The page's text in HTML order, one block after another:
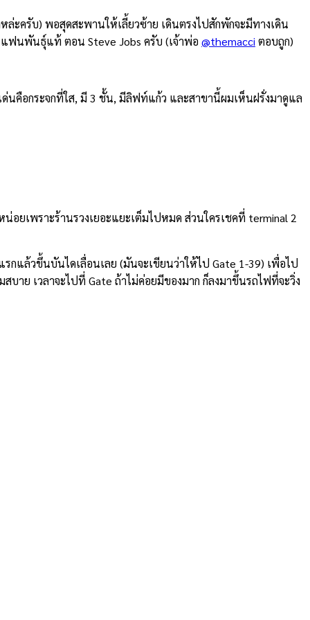
ะครับ) พอสุดสะพานให้เลี้ยวซ้าย เดินตรงไปสักพักจะมีทางเดิน
แฟนพันธุ์แท้ ตอน Steve Jobs ครับ (เจ้าพ่อ @themacci ตอบถูก)
ด่นคือกระจกที่ใส, มี 3 ชั้น, มีลิฟท์แก้ว และสาขานี้ผมเห็นฝรั่งมาดูแล
ยเพราะร้านรวงเยอะแยะเต็มไปหมด ส่วนใครเชคที่ terminal 2
แล้วขึ้นบันไดเลื่อนเลย (มันจะเขียนว่าให้ไป Gate 1-39) เพื่อไป
าย เวลาจะไปที่ Gate ถ้าไม่ค่อยมีของมาก ก็ลงมาขึ้นรถไฟที่จะวิ่ง